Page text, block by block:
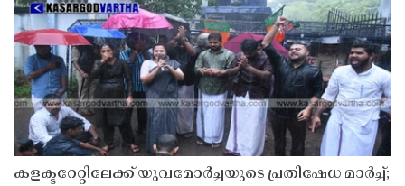
കളക്ടറേറ്റിലേക്ക് യുവമോർച്ചയുടെ പ്രതിഷേധ മാർച്ച്;